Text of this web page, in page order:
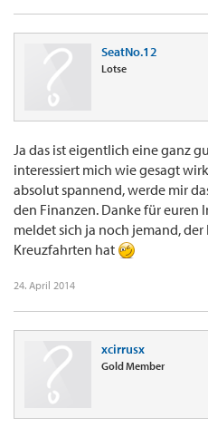
SeatNo.12
Lotse
Ja das ist eigentlich eine ganz
interessiert mich wie gesagt
absolut spannend, werde mir
den Finanzen. Danke für euren
meldet sich ja noch jemand,
Kreuzfahrten hat
24. April 2014
xcirrusx
Gold Member